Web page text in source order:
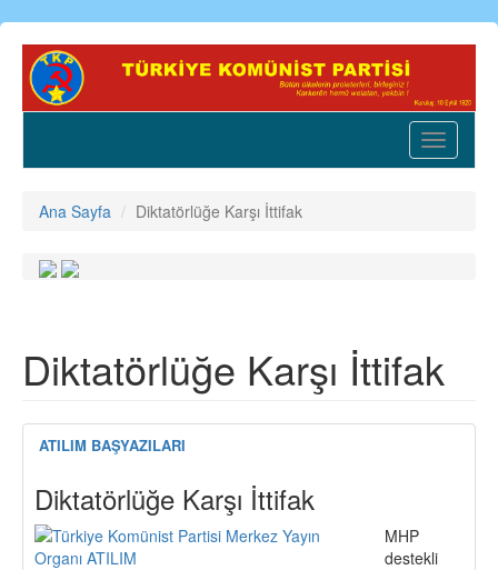
Ana
içeriğe
Toggle
Ana Sayfa Diktatörlüğe Karşı İttifak
Diktatörlüğe Karşı İttifak
ATILIM BAŞYAZILARI
Diktatörlüğe Karşı İttifak
MHP
destekli